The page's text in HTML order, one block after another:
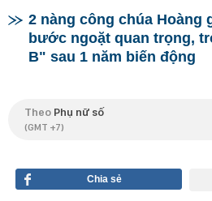
2 nàng công chúa
bước ngoặt quan trọng,
B" sau 1 năm biến động
Theo Phụ nữ số
(GMT +7)
Chia sẻ